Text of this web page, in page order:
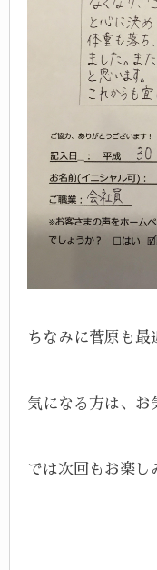
ちなみに菅原も最
気になる方は、
では次回もお楽